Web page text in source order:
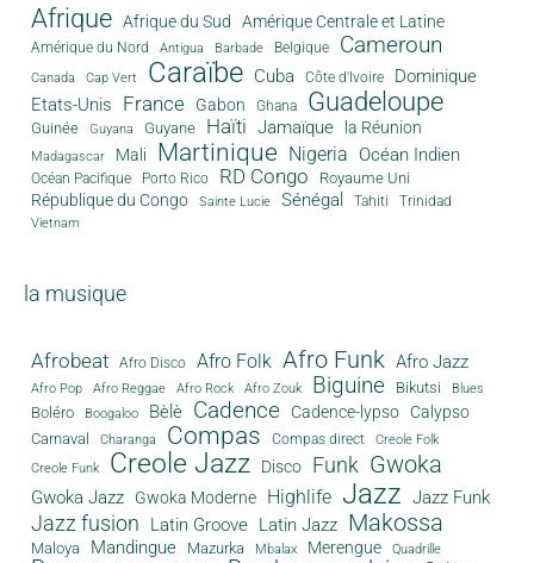
Afrique Afrique du Sud Amérique Centrale et Latine
Amérique du Nord Antigua Barbade Belgique Cameroun
Canada Cap Vert Caraïbe Cuba Côte d'Ivoire
Dominique
Etats-Unis
France Gabon Ghana Guadeloupe
Guinée Guyana Guyane Haïti Jamaïque la Réunion
Madagascar Mali Martinique Nigeria Océan Indien
Océan Pacifique Porto Rico RD Congo Royaume Uni
République du Congo Sainte Lucie Sénégal Tahiti Trinidad
Vietnam
la musique
Afrobeat Afro Disco Afro Folk Afro Funk Afro Jazz
Afro Pop Afro Reggae Afro Rock Afro Zouk Biguine Bikutsi Blues
Boléro Boogaloo Bèlè Cadence Cadence-lypso Calypso
Carnaval Charanga Compas Compas direct
Creole Folk
Creole Funk
Creole Jazz Disco Funk Gwoka
Gwoka Jazz Gwoka Moderne Highlife Jazz Jazz Funk
Jazz fusion Latin Groove Latin Jazz Makossa
Maloya Mandingue Mazurka Mbalax Merengue Quadrille